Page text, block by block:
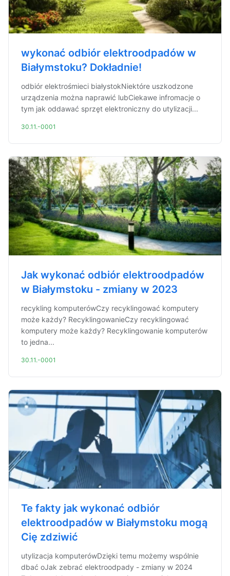
wykonać odbiór elektroodpadów w
Białymstoku? Dokładnie!
odbiór elektrośmieci białystokNiektóre uszkodzone
urządzenia można naprawić lubCiekawe infromacje o
tym jak oddawać sprzęt elektroniczny do utylizacji...
30.11.-0001
Jak wykonać odbiór elektroodpadów
w Białymstoku - zmiany w 2023
recykling komputerówCzy recyklingować komputery
może każdy? RecyklingowanieCzy recyklingować
komputery może każdy? Recyklingowanie komputerów
to jedna...
30.11.-0001
Te fakty jak wykonać odbiór
elektroodpadów w Białymstoku mogą
Cię zdziwić
utylizacja komputerówDzięki temu możemy wspólnie
dbać oJak zebrać elektroodpady - zmiany w 2024